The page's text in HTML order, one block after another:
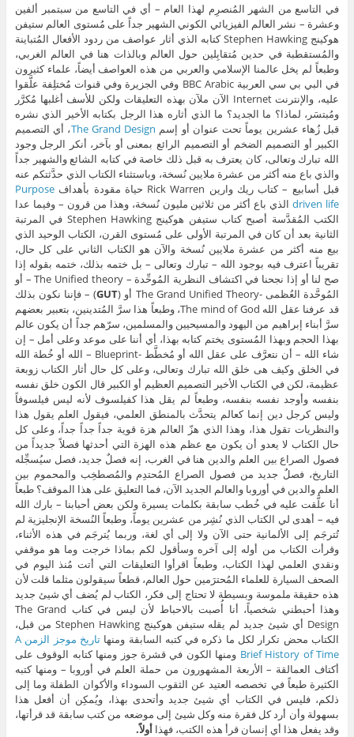
في التاسع من الشهر المُنصرِم لهذا العام – أي في التاسع من سبتمبر ألفين
وعشرة – نشر العالم الفيزيائي الكوني الشهير جداً على مُستوى العالم ستيفن
هوكينج Stephen Hawking كتابه الذي أثار عواصف من ردود الأفعال المُتباينة
والمُستقطبة في حدين مُتقابِلين حول العالم وبالذات هنا في العالم الغربي،
وطبعاً لم يخل عالمنا الإسلامي والعربي من هذه العواصف أيضاً، علماء كثيرون
في البي بي سي العربية BBC Arabic وفي الجزيرة وفي قنوات مُختلِفة علَّقوا
عليه، والإنترنت Internet الآن ملآن بهذه التعليقات ولكن للأسف أغلبها مُكرَّر
ومُبتسَر، لماذا؟ ما الجديد؟ ما الذي أثاره هذا الرجل بكتابه الأخير الذي نشره
قبل زُهاء عشرين يوماً تحت عنوان أو إسم
، أي التصميم
الكبير أو التصميم الضخم أو التصميم الرائع بمعنى أو بآخر، أنكر الرجل وجود
الله تبارك وتعالى، كان يعترف به قبل ذلك خاصة في كتابه الشائع والشهير جداً
والذي باع منه أكثر من عشرة ملايين نُسخة، وباستثناء الكتاب الذي حدَّثتكم عنه
قبل أسابيع – كتاب ريك وارين Rick Warren حياة مقودة بأهداف
Purpose
driven lifeالذي باع أكثر من ثلاثين مليون نُسخة، وهذا من قرون – وفيما عدا
الكتب المُقدَّسة أصبح كتاب ستيفن هوكينج Stephen Hawking في المرتبة
الثانية بعد أن كان في المرتبة الأولى على مُستوى القرن، الكتاب الوحيد الذي
بيع منه أكثر من عشرة ملايين نُسخة والآن هو الكتاب الثاني على كل حال،
تقريباً اعترف فيه بوجود الله – تبارك وتعالى – بل ختمه بذلك، ختمه بقوله إذا
صح لنا أو إذا نجحنا في اكتشاف النظرية المُوحِّدة – The Unified theory – أو
المُوحَّدة العُظمى -The Grand Unified Theory أو (
GUT) – فإننا نكون بذلك
قد عرفنا عقل الله The mind of God، وطبعاً هذا سرَّ المُتدينين، بتعبير بعضهم
سرَّ أبناء إبراهيم من اليهود والمسيحيين والمسلمين، سرّهم جداً أن يكون عالم
بهذا الحجم وبهذا المُستوى يختم كتابه بهذا، أي أننا على موعد وعلى أمل – إن
شاء الله – أن نتعرَّف على عقل الله أو مُخطَّط -Blueprint – الله أو خُطة الله
في الخلق وكيف هى خلق الله تبارك وتعالى، وعلى كل حال أثار الكتاب زوبعة
عظيمة، لكن في الكتاب الأخير التصميم العظيم أو الكبير قال الكون خلق نفسه
بنفسه وأوجد نفسه بنفسه، وطبعاً لم يقل هذا كفيلسوف لأنه ليس فيلسوفاً
وليس كرجل دين إنما كعالم يتحدَّث بالمنطق العلمي، فيقول العلم يقول هذا
والنظريات تقول هذا، وهذا الذي هزّ العالم هزة قوية جداً جداً جداً، وعلى كل
حال الكتاب لا يعدو أن يكون مع عظم هذه الهزة التي أحدثها فصلاً جديداً من
فصول الصراع بين العلم والدين هنا في الغرب، إنه فصلٌ جديد، فصل سيُسجِّله
التاريخ، فصلٌ جديد من فصول الصراع المُحتدِم والمُصطخِب والمحموم بين
العلم والدين في أوروبا والعالم الجديد الآن، فما التعليق على هذا الموقف؟ طبعاً
أنا علَّقت عليه في خُطب سابقة بكلمات يسيرة ولكن بعض أحبابنا – بارك الله
فيه – أهدى لي الكتاب الذي نُشِر من عشرين يوماً، وطبعاً النُسخة الإنجليزية لم
تُترجَم إلى الألمانية حتى الآن ولا إلى أي لغة، وربما يُترجَم في هذه الأثناء،
وقرأت الكتاب من أوله إلى آخره وسأقول لكم بماذا خرجت وما هو موقفي
ونقدي العلمي لهذا الكتاب، وطبعاً اقرأوا التعليقات التي أتت مُنذ اليوم في
الصحف السيارة للعلماء المُحترَمين حول العالم، قطعاً سيقولون مثلما قلت لأن
هذه حقيقة ملموسة وبسيطة لا تحتاج إلى فكر، الكتاب لم يُضف أي شيئ جديد
وهذا أحبطني شخصياً، أنا أُصبت بالاحباط لأن ليس في كتاب The Grand
Design أي شيئ جديد لم يقله ستيفن هوكينج Stephen Hawking من قبل،
الكتاب محض تكرار لكل ما ذكره في كتبه السابقة ومنهاتاريخ موجز الزمن A
Brief History of Time ومنها الكون في قشرة جوز ومنها كتابه الوقوف على
أكتاف العمالقة – الأربعة المشهورون من حملة العلم في أوروبا – ومنها كتبه
الكثيرة طبعاً في تخصصه العتيد عن الثقوب السوداء والأكوان الطفلة وما إلى
ذلكم، فليس في الكتاب أي شيئ جديد وأتحدى بهذا، ويُمكِن أن أفعل هذا
بسهولة وأن أرد كل فقرة منه وكل شيئ إلى موضعه من كتب سابقة قد قرأتها،
وقد يفعل هذا أي إنسان قرأ هذه الكتب، فهذا أولاً.